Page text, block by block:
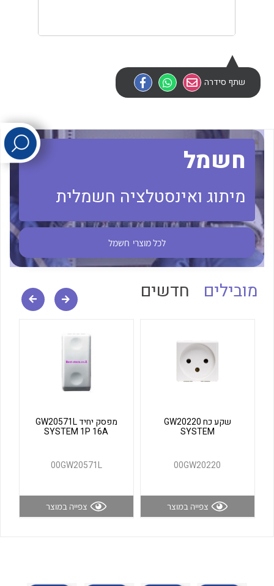
לכל מוצרי היצרן
לכל מוצרי היצרן לכל מוצרי היצרן
לכל מוצרי היצרן לכל מוצרי היצרן
שתף סידרה
חשמל
מיתוג ואינסטלציה חשמלית
לכל מוצרי חשמל
מובילים חדשים
שקע כח GW20220
SYSTEM
00GW20220
צפייה במוצר
מפסק יחיד GW20571L
SYSTEM 1P 16A
00GW20571L
צפייה במוצר